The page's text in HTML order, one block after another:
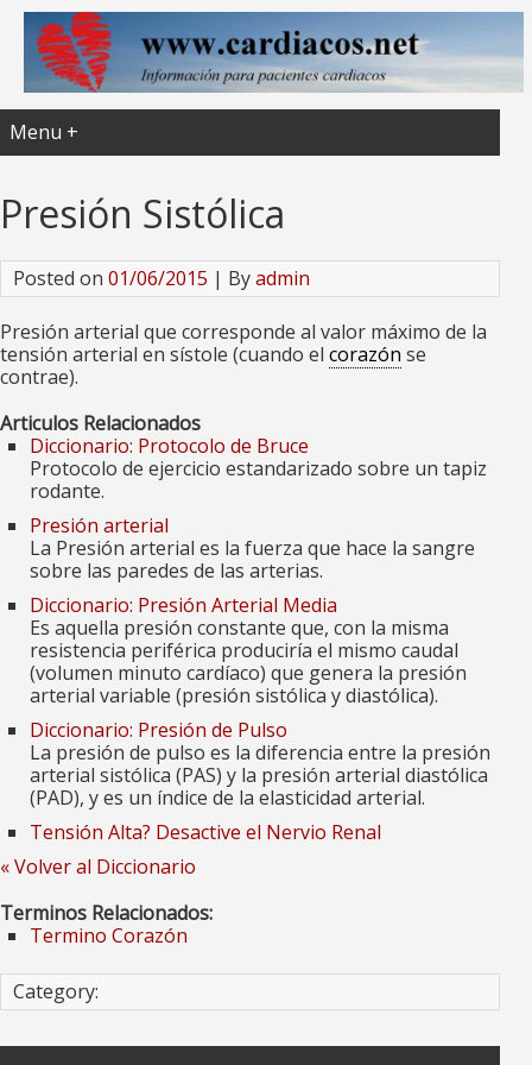
Menu +
Presión Sistólica
Posted on 01/06/2015 | Byadmin
Presión arterial que corresponde al valor máximo de la
tensión arterial en sístole (cuando el corazón se
contrae).
Articulos Relacionados
Diccionario: Protocolo de Bruce
Protocolo de ejercicio estandarizado sobre un tapiz
rodante.
Presión arterial
La Presión arterial es la fuerza que hace la sangre
sobre las paredes de las arterias.
Diccionario: Presión Arterial Media
Es aquella presión constante que, con la misma
resistencia periférica produciría el mismo caudal
(volumen minuto cardíaco) que genera la presión
arterial variable (presión sistólica y diastólica).
Diccionario: Presión de Pulso
La presión de pulso es la diferencia entre la presión
arterial sistólica (PAS) y la presión arterial diastólica
(PAD), y es un índice de la elasticidad arterial.
Tensión Alta? Desactive el Nervio Renal
« Volver al Diccionario
Terminos Relacionados:
Termino Corazón
Category: